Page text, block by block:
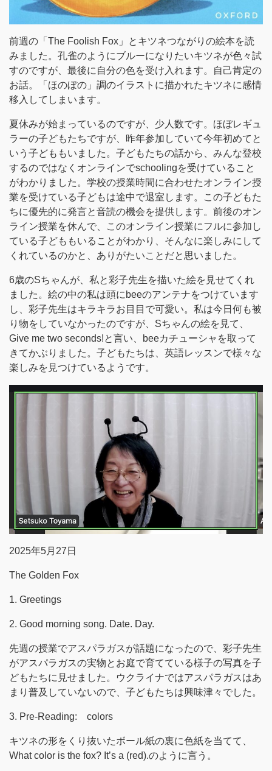
前週の「The Foolish Fox」とキツネつながりの絵本を読
みました。孔雀のようにブルーになりたいキツネが色々試
すのですが、最後に自分の色を受け入れます。自己肯定の
お話。「ほのぼの」調のイラストに描かれたキツネに感情
移入してしまいます。
夏休みが始まっているのですが、少人数です。ほぼレギュ
ラーの子どもたちですが、昨年参加していて今年初めてと
いう子どももいました。子どもたちの話から、みんな登校
するのではなくオンラインでschoolingを受けていること
がわかりました。学校の授業時間に合わせたオンライン授
業を受けている子どもは途中で退室します。この子どもた
ちに優先的に発言と音読の機会を提供します。前後のオン
ライン授業を休んで、このオンライン授業にフルに参加し
ている子どももいることがわかり、そんなに楽しみにして
くれているのかと、ありがたいことだと思いました。
6歳のSちゃんが、私と彩子先生を描いた絵を見せてくれ
ました。絵の中の私は頭にbeeのアンテナをつけています
し、彩子先生はキラキラお目目で可愛い。私は今日何も被
り物をしていなかったのですが、Sちゃんの絵を見て、
Give me two seconds!と言い、beeカチューシャを取って
きてかぶりました。子どもたちは、英語レッスンで様々な
楽しみを見つけているようです。
2025年5月27日
The Golden Fox
1. Greetings
2. Good morning song. Date. Day.
先週の授業でアスパラガスが話題になったので、彩子先生
がアスパラガスの実物とお庭で育てている様子の写真を子
どもたちに見せました。ウクライナではアスパラガスはあ
まり普及していないので、子どもたちは興味津々でした。
3. Pre-Reading: colors
キツネの形をくり抜いたボール紙の裏に色紙を当てて、
What color is the fox? It’s a (red).のように言う。